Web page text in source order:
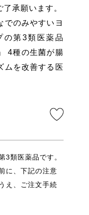
承願います。
でのみやすいヨ
の第3類医薬品
4種の生菌が腸
ムを改善する医
3類医薬品です。
に、下記の注意
え、ご注文手続